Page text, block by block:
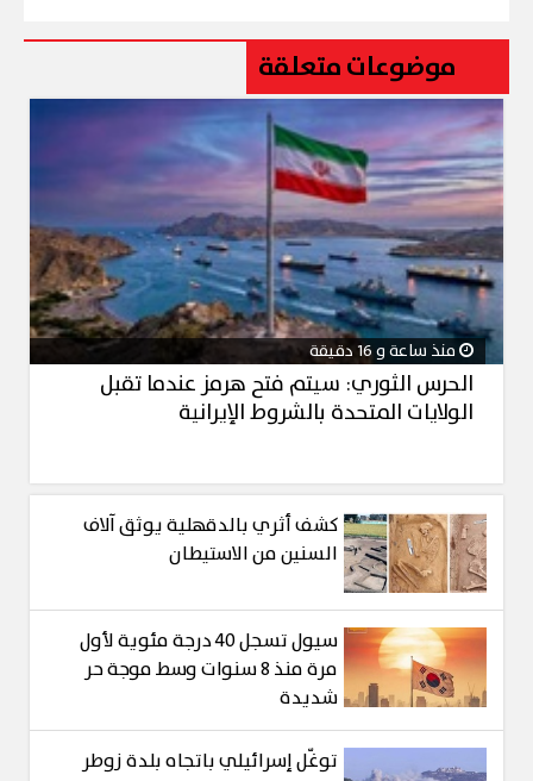
موضوعات متعلقة
منذ ساعة و 16 دقيقة
الحرس الثوري: سيتم فتح هرمز عندما تقبل
الولايات المتحدة بالشروط الإيرانية
كشف أثري بالدقهلية يوثق آلاف
السنين من الاستيطان
سيول تسجل 40 درجة مئوية لأول
مرة منذ 8 سنوات وسط موجة حر
شديدة
توغّل إسرائيلي باتجاه بلدة زوطر